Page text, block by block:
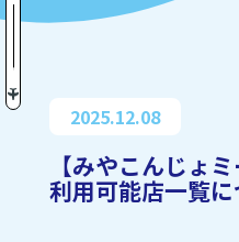
2025.12.08
【みやこんじょ
利用可能店一覧に